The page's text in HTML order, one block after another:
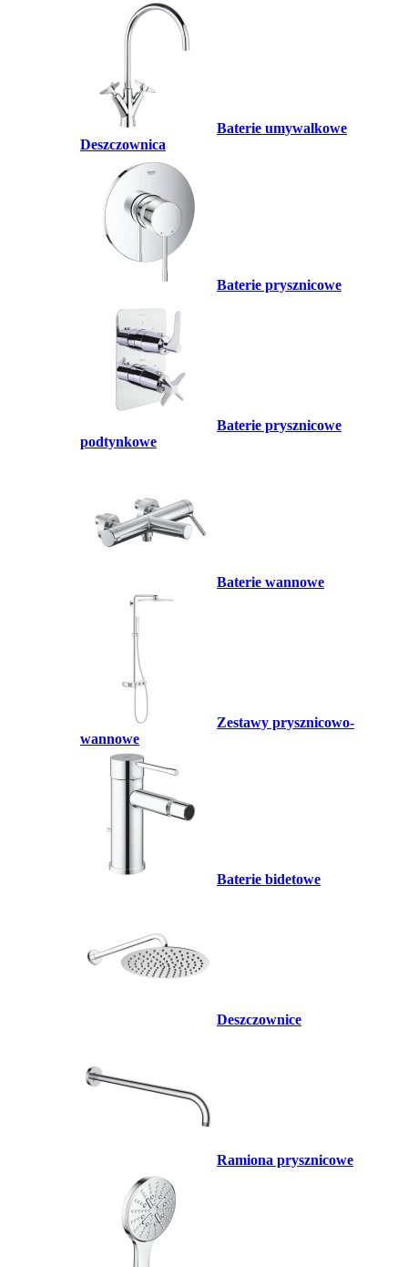
Baterie umywalkowe
Deszczownica
Baterie prysznicowe
Baterie prysznicowe
podtynkowe
Baterie wannowe
Zestawy prysznicowo-
wannowe
Baterie bidetowe
Deszczownice
Ramiona prysznicowe